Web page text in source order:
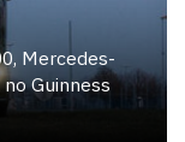
Mercedes-
Guinness